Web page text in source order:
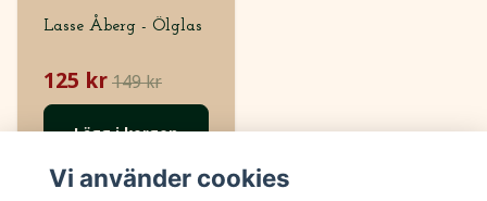
Lasse Åberg - Ölglas
125 kr 149 kr
Lägg i korgen
I lager
Vi använder cookies